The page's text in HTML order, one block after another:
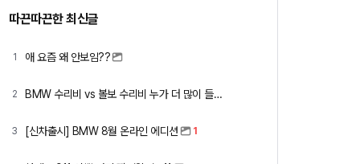
따끈따끈한 최신글
1 애 요즘 왜 안보임??
2 BMW 수리비 vs 볼보 수리비 누가 더 많이 들까요 ㅎ
3 [신차출시] BMW 8월 온라인 에디션 1